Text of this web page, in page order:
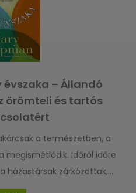
– Állandó
örömteli és tartós
a természetben, a
megismétlődik. Időről időre
házastársak zárkózottak,
máskor viszont nyitottan,